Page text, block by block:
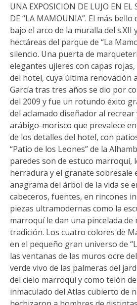
UNA EXPOSICION DE LUJO EN EL
DE “LA MAMOUNIA”. El más
bajo el arco de la muralla del s.XII
hectáreas del parque de “La
silencio. Una puerta de
elegantes ujieres con capas
del hotel, cuya última renovación
García tras tres años se dio por
del 2009 y fue un rotundo éxito
del aclamado diseñador al
arábigo-morisco que prevalece
de los detalles del hotel, con
“Patio de los Leones” de la
paredes son de estuco marroquí,
herradura y el granate sobresale
anagrama del árbol de la vida se
cabeceros, fuentes, en rincones
piezas ultramodernas como la
marroquí le dan una pincelada de
tradición. Los cuatro colores de
en el pequeño gran universo de
las ventanas de las muros ocre
verde vivo de las palmeras del
del cielo marroquí y como telón
inmaculado del Atlas cubierto de